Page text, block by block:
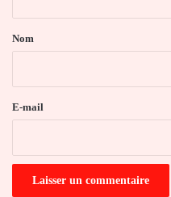
a
e
Nom
E-mail